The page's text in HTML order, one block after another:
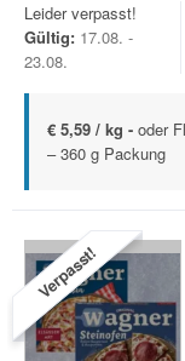
Leider verpasst!
Gültig: 17.08. -
23.08.
€ 5,59 / kg - oder
– 360 g Packung
Verpasst!